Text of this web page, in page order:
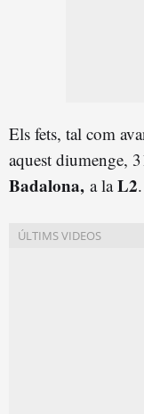
Els fets, tal com
aquest diumenge,
Badalona, a laL2.